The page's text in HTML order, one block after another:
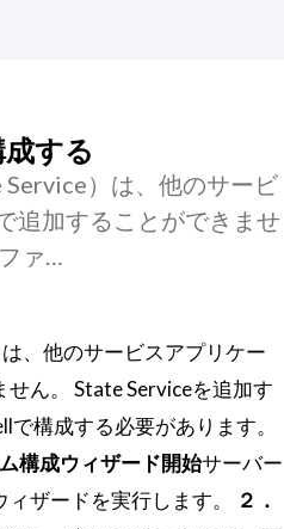
する
）は、他のサービ
追加することができませ
ァ…
、他のサービスアプリケー
ん。 State Serviceを追加す
構成する必要があります。
構成ウィザード開始サーバー
ザードを実行します。
２．